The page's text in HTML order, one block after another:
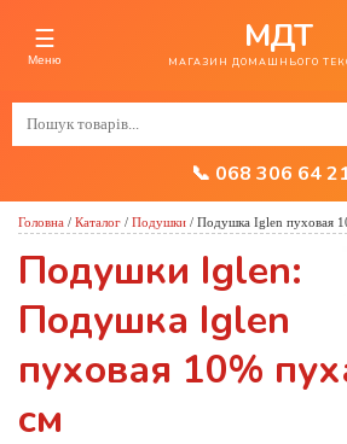
☰
Меню
МДТ
МАГАЗИН ДОМАШНЬОГО
📞 068 306 64
Головна / Каталог / Подушки / Подушка Iglen пуховая
Подушки Iglen:
Подушка Iglen
пуховая 10%
см